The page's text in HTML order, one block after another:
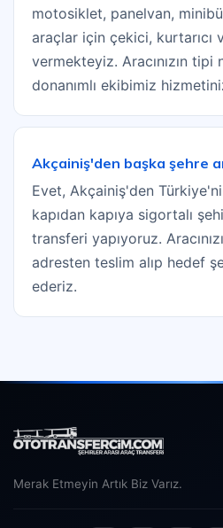
motosiklet, panelvan,
araçlar için çekici, kurtarıcı
vermekteyiz. Aracınızın
donanımlı ekibimiz
Akçainiş'den başka şehre
Evet, Akçainiş'den
kapıdan kapıya sigortalı
transferi yapıyoruz.
adresten teslim alıp hedef
ederiz.
Merak Etmeyin Artık Biz Varız.